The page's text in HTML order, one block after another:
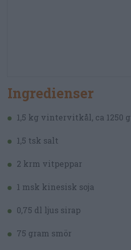
Ingredienser
1,5 kg vintervitkål, ca 1250
1,5 tsk salt
2 krm vitpeppar
1 msk kinesisk soja
0,75 dl ljus sirap
75 gram smör